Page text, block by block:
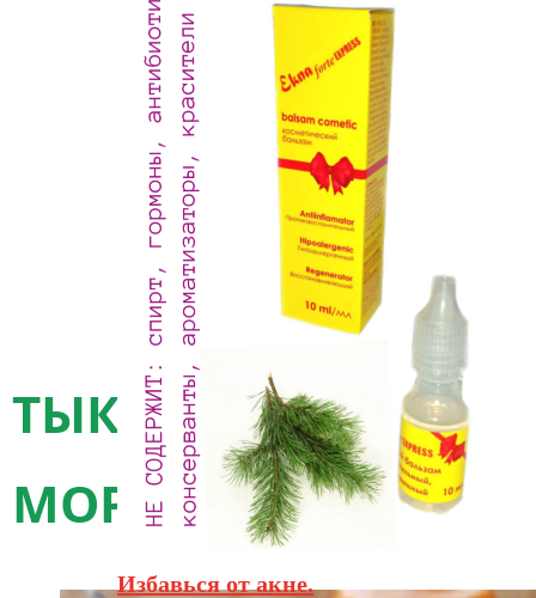
ТЫКВЕННЫЙ
МОРС
Избавься от акне.